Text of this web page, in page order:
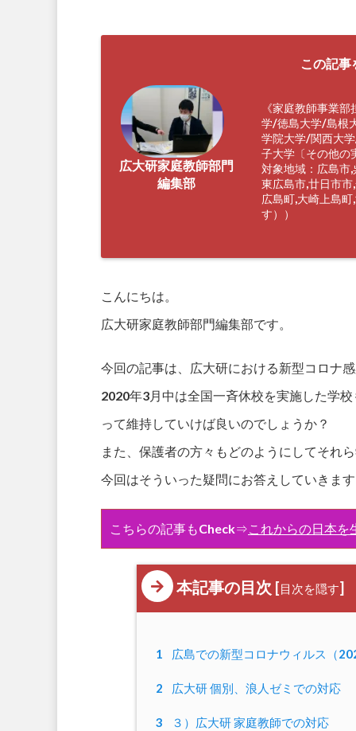
この記
広大研家庭教師部門
編集部
《家庭教師事業
学/徳島大学/島根
学院大学/関西大
子大学〔その他の
対象地域：広島市
東広島市,廿日市
広島町,大崎上島
す））
こんにちは。
広大研家庭教師部門編集部です。
今回の記事は、広大研における新型コロナ
2020年3月中は全国一斉休校を実施した学
って維持していけば良いのでしょうか？
また、保護者の方々もどのようにしてそれ
今回はそういった疑問にお答えしていきま
こちらの記事もCheck⇒これからの日本を
本記事の目次 [目次を隠す]
1 広島での新型コロナウィルス（
2 広大研 個別、浪人ゼミでの対応
3 ３）広大研 家庭教師での対応